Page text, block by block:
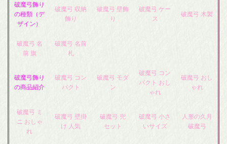
破魔弓飾り
の種類（デ
ザイン）
破魔弓 収納
飾り
破魔弓 壁飾
り
破魔弓 ケー
ス
破魔弓 木製
破魔弓 名
前 旗
破魔弓 名前
札
破魔弓飾り
の商品紹介
破魔弓 コン
パクト
破魔弓 モダ
ン
破魔弓 コン
パクト おし
ゃれ
破魔弓 おし
ゃれ
破魔弓 ミ
ニ おしゃ
れ
破魔弓 壁掛
け 人気
破魔弓 兜
セット
破魔弓 小さ
いサイズ
人形の久月
破魔弓